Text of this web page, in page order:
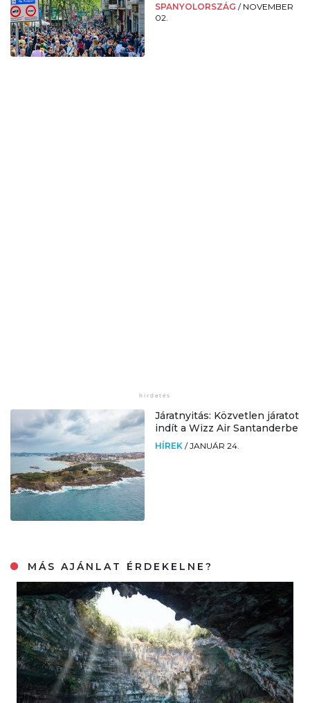
SPANYOLORSZÁG / NOVEMBER
02.
Járatnyitás: Közvetlen járatot
indít a Wizz Air Santanderbe
HÍREK /JANUÁR 24.
MÁS AJÁNLAT ÉRDEKELNE?